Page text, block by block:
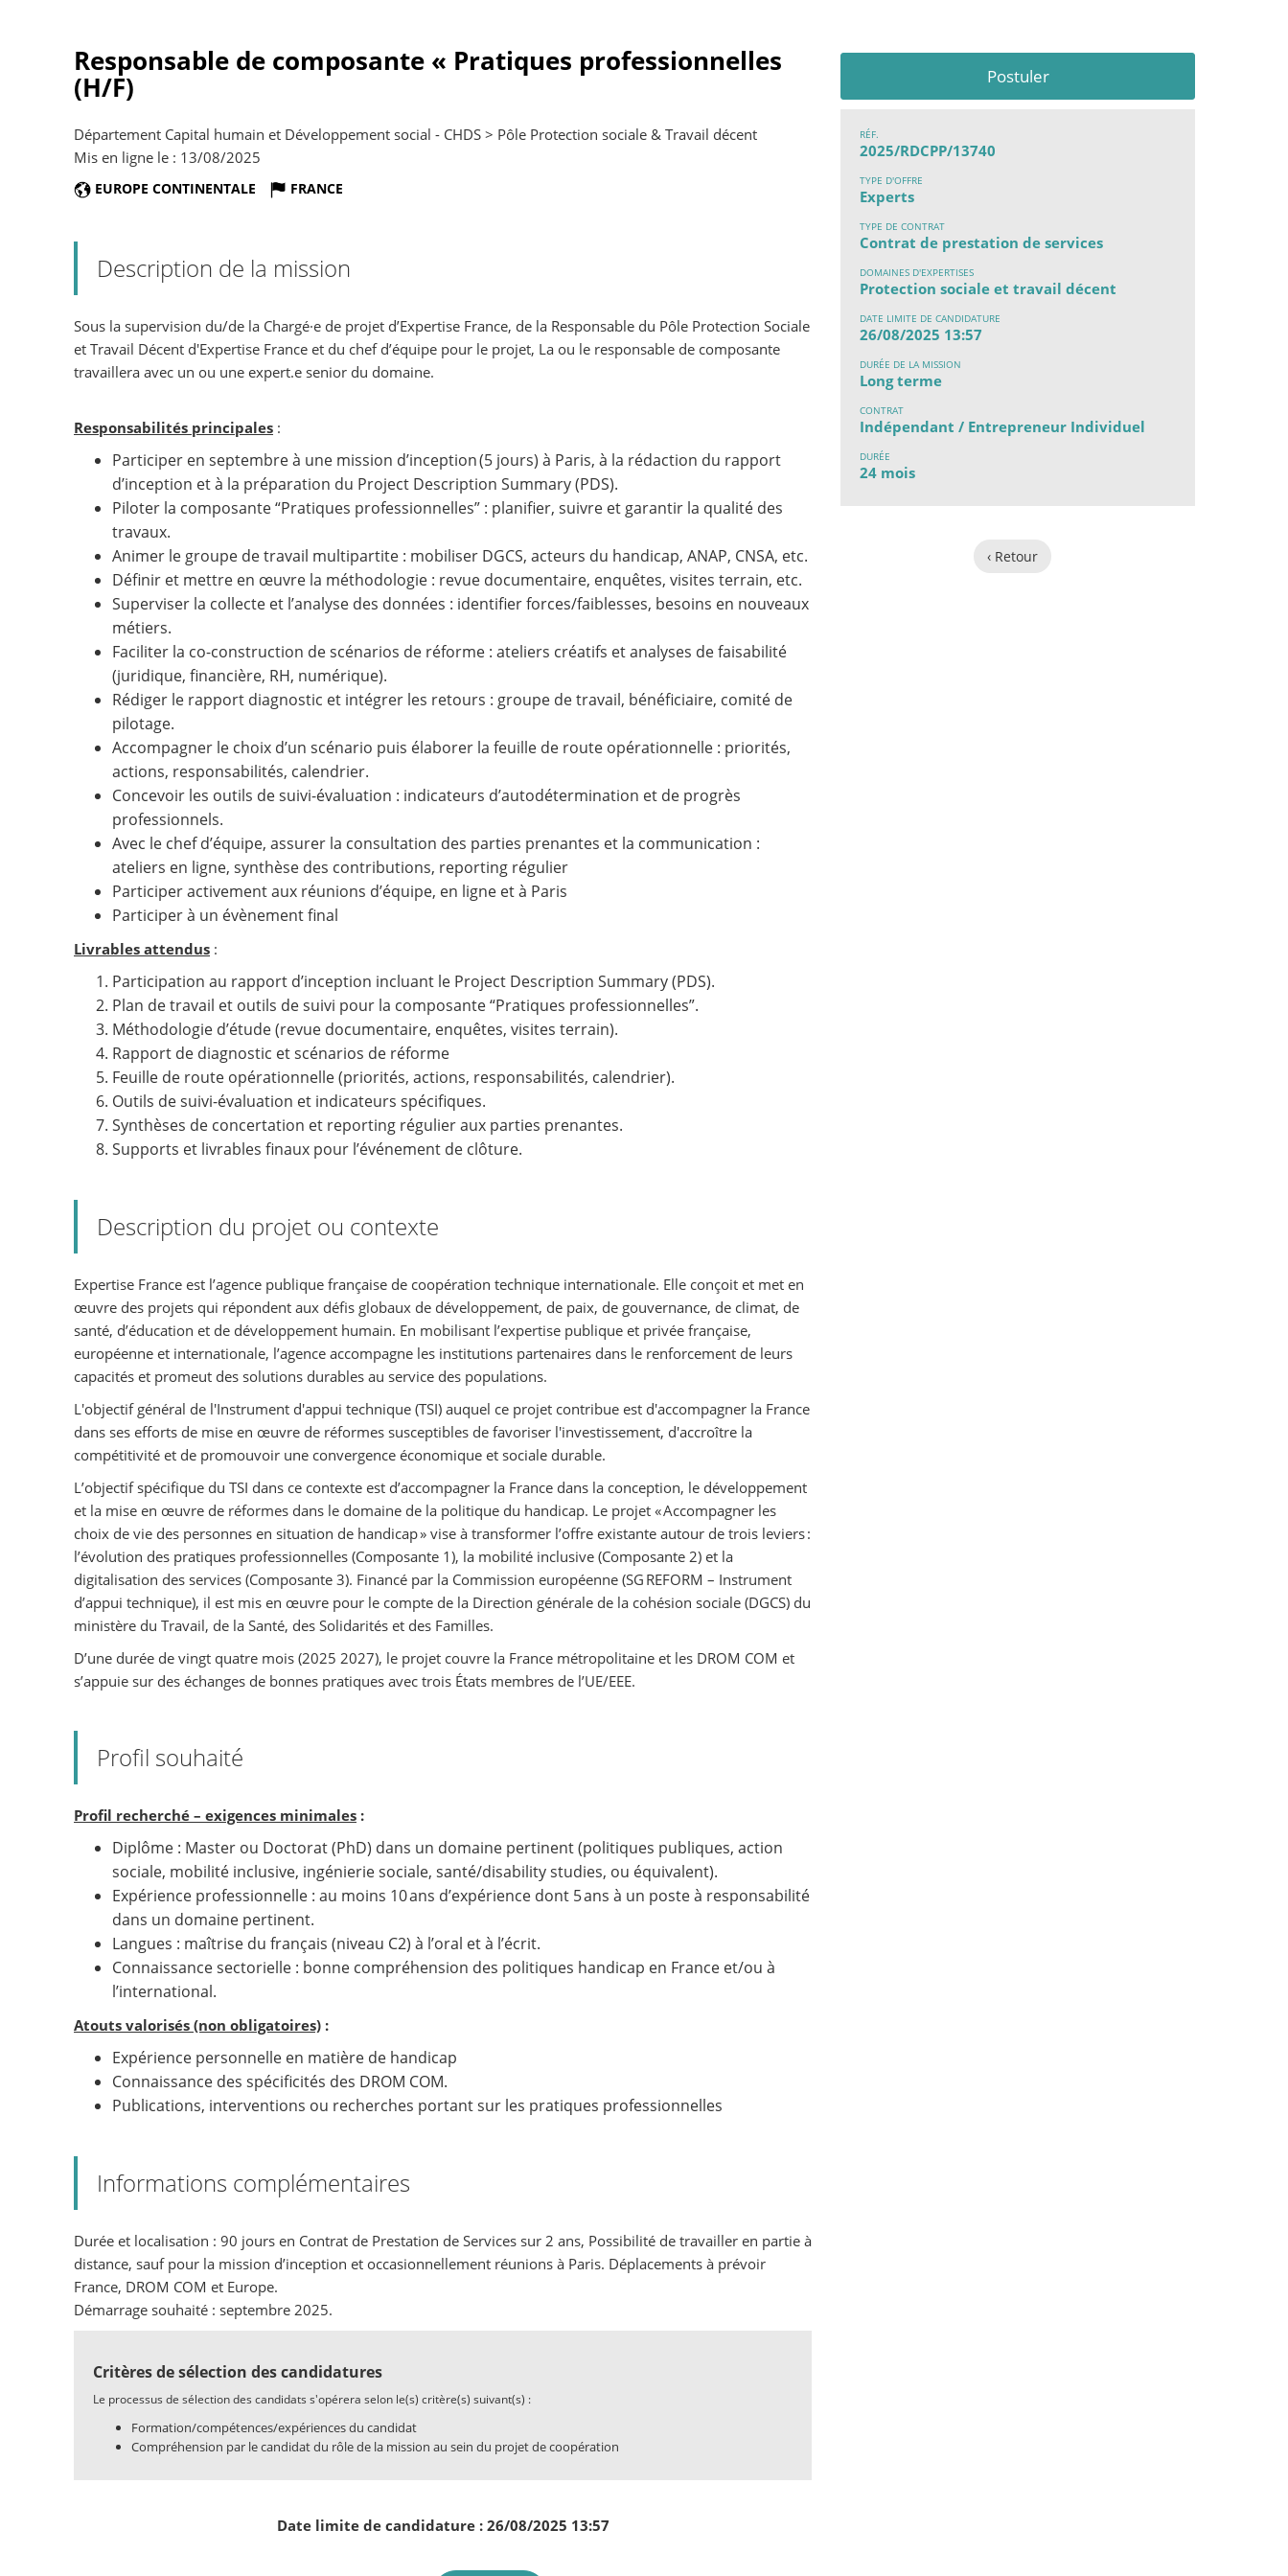
Postuler
RÉF.
2025/RDCPP/13740
TYPE D'OFFRE
Experts
TYPE DE CONTRAT
Contrat de prestation de services
DOMAINES D'EXPERTISES
Protection sociale et travail décent
DATE LIMITE DE CANDIDATURE
26/08/2025 13:57
DURÉE DE LA MISSION
Long terme
CONTRAT
Indépendant / Entrepreneur Individuel
DURÉE
24 mois
‹ Retour
Responsable de composante « Pratiques professionnelles
(H/F)
Département Capital humain et Développement social - CHDS > Pôle Protection sociale & Travail décent
Mis en ligne le : 13/08/2025
EUROPE CONTINENTALE FRANCE
Description de la mission
Sous la supervision du/de la Chargé·e de projet d’Expertise France, de la Responsable du Pôle Protection Sociale
et Travail Décent d'Expertise France et du chef d’équipe pour le projet, La ou le responsable de composante
travaillera avec un ou une expert.e senior du domaine.
Responsabilités principales :
Participer en septembre à une mission d’inception (5 jours) à Paris, à la rédaction du rapport
d’inception et à la préparation du Project Description Summary (PDS).
Piloter la composante “Pratiques professionnelles” : planifier, suivre et garantir la qualité des
travaux.
Animer le groupe de travail multipartite : mobiliser DGCS, acteurs du handicap, ANAP, CNSA, etc.
Définir et mettre en œuvre la méthodologie : revue documentaire, enquêtes, visites terrain, etc.
Superviser la collecte et l’analyse des données : identifier forces/faiblesses, besoins en nouveaux
métiers.
Faciliter la co-construction de scénarios de réforme : ateliers créatifs et analyses de faisabilité
(juridique, financière, RH, numérique).
Rédiger le rapport diagnostic et intégrer les retours : groupe de travail, bénéficiaire, comité de
pilotage.
Accompagner le choix d’un scénario puis élaborer la feuille de route opérationnelle : priorités,
actions, responsabilités, calendrier.
Concevoir les outils de suivi-évaluation : indicateurs d’autodétermination et de progrès
professionnels.
Avec le chef d’équipe, assurer la consultation des parties prenantes et la communication :
ateliers en ligne, synthèse des contributions, reporting régulier
Participer activement aux réunions d’équipe, en ligne et à Paris
Participer à un évènement final
Livrables attendus :
Participation au rapport d’inception incluant le Project Description Summary (PDS).
Plan de travail et outils de suivi pour la composante “Pratiques professionnelles”.
Méthodologie d’étude (revue documentaire, enquêtes, visites terrain).
Rapport de diagnostic et scénarios de réforme
Feuille de route opérationnelle (priorités, actions, responsabilités, calendrier).
Outils de suivi-évaluation et indicateurs spécifiques.
Synthèses de concertation et reporting régulier aux parties prenantes.
Supports et livrables finaux pour l’événement de clôture.
Description du projet ou contexte
Expertise France est l’agence publique française de coopération technique internationale. Elle conçoit et met en
œuvre des projets qui répondent aux défis globaux de développement, de paix, de gouvernance, de climat, de
santé, d’éducation et de développement humain. En mobilisant l’expertise publique et privée française,
européenne et internationale, l’agence accompagne les institutions partenaires dans le renforcement de leurs
capacités et promeut des solutions durables au service des populations.
L'objectif général de l'Instrument d'appui technique (TSI) auquel ce projet contribue est d'accompagner la France
dans ses efforts de mise en œuvre de réformes susceptibles de favoriser l'investissement, d'accroître la
compétitivité et de promouvoir une convergence économique et sociale durable.
L’objectif spécifique du TSI dans ce contexte est d’accompagner la France dans la conception, le développement
et la mise en œuvre de réformes dans le domaine de la politique du handicap. Le projet « Accompagner les
choix de vie des personnes en situation de handicap » vise à transformer l’offre existante autour de trois leviers :
l’évolution des pratiques professionnelles (Composante 1), la mobilité inclusive (Composante 2) et la
digitalisation des services (Composante 3). Financé par la Commission européenne (SG REFORM – Instrument
d’appui technique), il est mis en œuvre pour le compte de la Direction générale de la cohésion sociale (DGCS) du
ministère du Travail, de la Santé, des Solidarités et des Familles.
D’une durée de vingt quatre mois (2025 2027), le projet couvre la France métropolitaine et les DROM COM et
s’appuie sur des échanges de bonnes pratiques avec trois États membres de l’UE/EEE.
Profil souhaité
Profil recherché – exigences minimales :
Diplôme : Master ou Doctorat (PhD) dans un domaine pertinent (politiques publiques, action
sociale, mobilité inclusive, ingénierie sociale, santé/disability studies, ou équivalent).
Expérience professionnelle : au moins 10 ans d’expérience dont 5 ans à un poste à responsabilité
dans un domaine pertinent.
Langues : maîtrise du français (niveau C2) à l’oral et à l’écrit.
Connaissance sectorielle : bonne compréhension des politiques handicap en France et/ou à
l’international.
Atouts valorisés (non obligatoires) :
Expérience personnelle en matière de handicap
Connaissance des spécificités des DROM COM.
Publications, interventions ou recherches portant sur les pratiques professionnelles
Informations complémentaires
Durée et localisation : 90 jours en Contrat de Prestation de Services sur 2 ans, Possibilité de travailler en partie à
distance, sauf pour la mission d’inception et occasionnellement réunions à Paris. Déplacements à prévoir
France, DROM COM et Europe.
Démarrage souhaité : septembre 2025.
Critères de sélection des candidatures
Le processus de sélection des candidats s'opérera selon le(s) critère(s) suivant(s) :
Formation/compétences/expériences du candidat
Compréhension par le candidat du rôle de la mission au sein du projet de coopération
Date limite de candidature : 26/08/2025 13:57